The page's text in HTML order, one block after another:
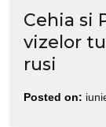
Cehia si
vizelor
rusi
Posted on: